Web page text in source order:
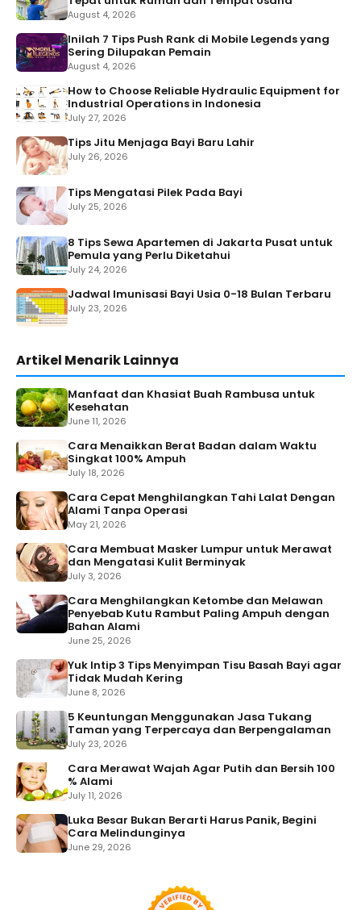
August 4, 2026
Inilah 7 Tips Push Rank di Mobile Legends yang
Sering Dilupakan Pemain
August 4, 2026
How to Choose Reliable Hydraulic Equipment for
Industrial Operations in Indonesia
July 27, 2026
Tips Jitu Menjaga Bayi Baru Lahir
July 26, 2026
Tips Mengatasi Pilek Pada Bayi
July 25, 2026
8 Tips Sewa Apartemen di Jakarta Pusat untuk
Pemula yang Perlu Diketahui
July 24, 2026
Jadwal Imunisasi Bayi Usia 0-18 Bulan Terbaru
July 23, 2026
Artikel Menarik Lainnya
Manfaat dan Khasiat Buah Rambusa untuk
Kesehatan
June 11, 2026
Cara Menaikkan Berat Badan dalam Waktu
Singkat 100% Ampuh
July 18, 2026
Cara Cepat Menghilangkan Tahi Lalat Dengan
Alami Tanpa Operasi
May 21, 2026
Cara Membuat Masker Lumpur untuk Merawat
dan Mengatasi Kulit Berminyak
July 3, 2026
Cara Menghilangkan Ketombe dan Melawan
Penyebab Kutu Rambut Paling Ampuh dengan
Bahan Alami
June 25, 2026
Yuk Intip 3 Tips Menyimpan Tisu Basah Bayi agar
Tidak Mudah Kering
June 8, 2026
5 Keuntungan Menggunakan Jasa Tukang
Taman yang Terpercaya dan Berpengalaman
July 23, 2026
Cara Merawat Wajah Agar Putih dan Bersih 100
% Alami
July 11, 2026
Luka Besar Bukan Berarti Harus Panik, Begini
Cara Melindunginya
June 29, 2026